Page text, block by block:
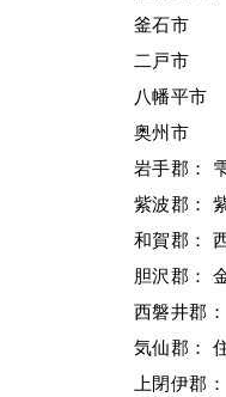
釜石市
二戸市
八幡平市
奥州市
岩手郡：
紫波郡：
和賀郡：
胆沢郡：
西磐井郡
気仙郡：
上閉伊郡